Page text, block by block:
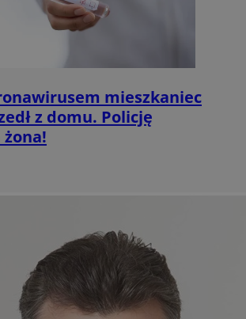
mieszkaniec
z domu. Policję